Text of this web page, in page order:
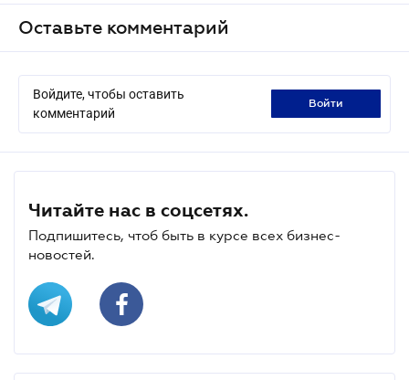
Оставьте комментарий
Войдите, чтобы оставить
комментарий
войти
Читайте нас в соцсетях.
Подпишитесь, чтоб быть в курсе всех бизнес-
новостей.